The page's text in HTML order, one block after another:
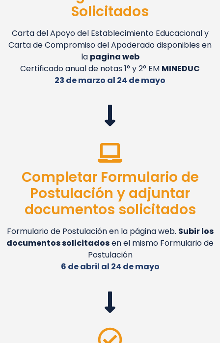
Solicitados
Carta del Apoyo del Establecimiento Educacional y
Carta de Compromiso del Apoderado disponibles en
la pagina web
Certificado anual de notas 1° y 2° EM MINEDUC
23 de marzo al 24 de mayo
Completar Formulario de
Postulación y adjuntar
documentos solicitados
Formulario de Postulación en la página web. Subir los
documentos solicitadosen el mismo Formulario de
Postulación
6 de abril al 24 de mayo